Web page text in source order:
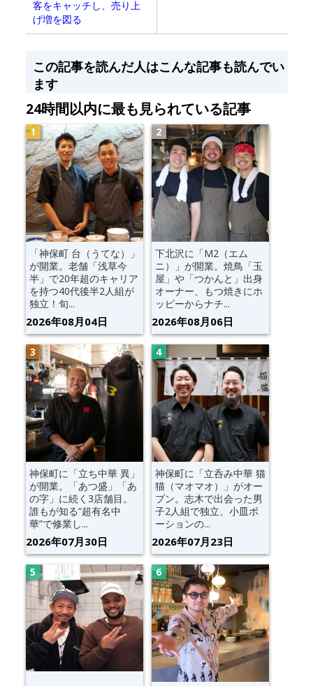
客をキャッチし、売り上
げ増を図る
この記事を読んだ人はこんな記事も読んでい
ます
24時間以内に最も見られている記事
「神保町 台（うてな）」
が開業。老舗「浅草今
半」で20年超のキャリア
を持つ40代後半2人組が
独立！旬...
2026年08月04日
下北沢に「M2（エム
ニ）」が開業。焼鳥「玉
屋」や「つかんと」出身
オーナー、もつ焼きにホ
ッピーからナチ...
2026年08月06日
神保町に「立ち中華 異」
が開業。「あつ盛」「あ
の字」に続く3店舗目。
誰もが知る“超有名中
華”で修業し...
2026年07月30日
神保町に「立呑み中華 猫
猫（マオマオ）」がオー
プン。志木で出会った男
子2人組で独立、小皿ポ
ーションの...
2026年07月23日